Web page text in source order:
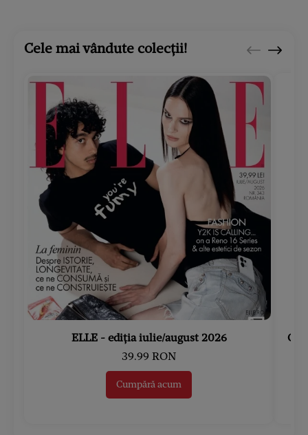
Cele mai vândute colecții!
ELLE - ediția iulie/august 2026
39.99 RON
Cumpără acum